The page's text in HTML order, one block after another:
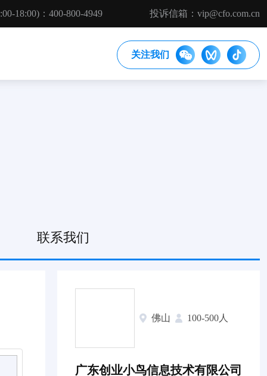
18:00)：400-800-4949 投诉信箱：vip@cfo.com.cn
关注我们
联系我们
佛山 100-500人
广东创业小鸟信息技术有限公司